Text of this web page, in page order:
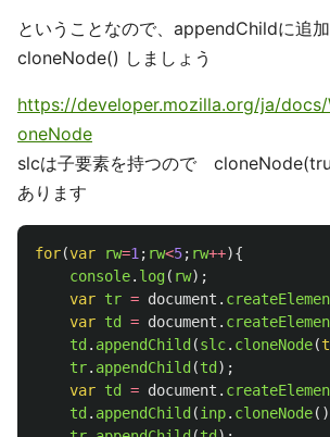
ということなので、appendChildに追
cloneNode() しましょう
https://developer.mozilla.org/ja/
oneNode
slcは子要素を持つので
あります
for(var rw=1 ; rw<5; rw++){
console. log( rw);
var tr = document .
var td = document .
td . appendChild (slc. cloneNode(
tr. appendChild (td );
var td = document .
td . appendChild (inp. cloneNode